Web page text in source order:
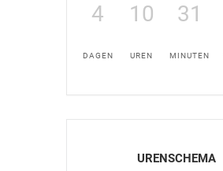
4
DAGEN
10
UREN
31
MINUTEN
URENSCHEMA